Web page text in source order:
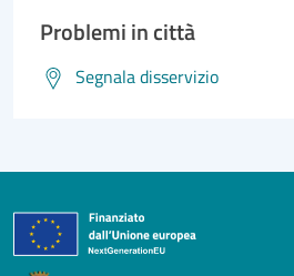
Problemi in città
Segnala disservizio